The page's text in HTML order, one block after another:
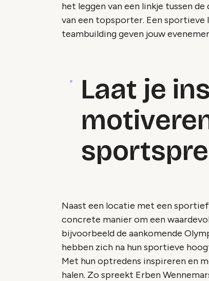
het leggen van een linkje tussen
van een topsporter. Een
teambuilding geven jouw
Laat je
Naast een locatie met een
concrete manier om een
bijvoorbeeld de aankomende
hebben zich na hun sportieve
Met hun optredens inspireren en
halen. Zo spreekt Erben